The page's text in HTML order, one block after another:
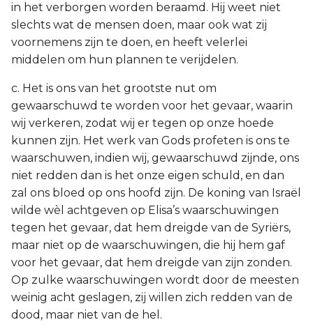
in het verborgen worden beraamd. Hij weet niet
slechts wat de mensen doen, maar ook wat zij
voornemens zijn te doen, en heeft velerlei
middelen om hun plannen te verijdelen.
c. Het is ons van het grootste nut om
gewaarschuwd te worden voor het gevaar, waarin
wij verkeren, zodat wij er tegen op onze hoede
kunnen zijn. Het werk van Gods profeten is ons te
waarschuwen, indien wij, gewaarschuwd zijnde, ons
niet redden dan is het onze eigen schuld, en dan
zal ons bloed op ons hoofd zijn. De koning van Israël
wilde wèl achtgeven op Elisa’s waarschuwingen
tegen het gevaar, dat hem dreigde van de Syriërs,
maar niet op de waarschuwingen, die hij hem gaf
voor het gevaar, dat hem dreigde van zijn zonden.
Op zulke waarschuwingen wordt door de meesten
weinig acht geslagen, zij willen zich redden van de
dood, maar niet van de hel.